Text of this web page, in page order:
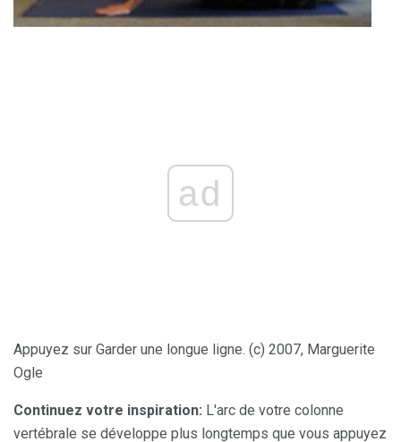
ad
Appuyez sur Garder une longue ligne. (c) 2007, Marguerite
Ogle
Continuez votre inspiration: L'arc de votre colonne
vertébrale se développe plus longtemps que vous appuyez